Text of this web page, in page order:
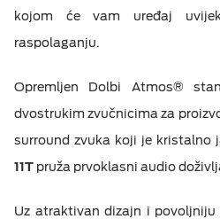
kojom će vam uređaj
raspolaganju.
Opremljen Dolbi Atmos®
dvostrukim zvučnicima za
surround zvuka koji je kristalno
11T pruža prvoklasni audio
Uz atraktivan dizajn i povoljniju